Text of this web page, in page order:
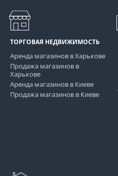
ТОРГОВАЯ НЕДВИЖИМОСТЬ
Аренда магазинов в Харькове
Продажа магазинов в
Харькове
Аренда магазинов в Киеве
Продажа магазинов в Киеве